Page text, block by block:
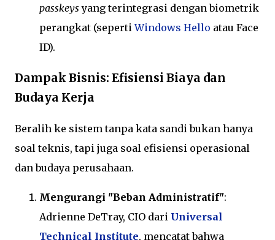
passkeys yang terintegrasi dengan biometrik
perangkat (sepertiWindows Hello atau Face
ID).
Dampak Bisnis: Efisiensi Biaya dan
Budaya Kerja
Beralih ke sistem tanpa kata sandi bukan hanya
soal teknis, tapi juga soal efisiensi operasional
dan budaya perusahaan.
Mengurangi "Beban Administratif":
Adrienne DeTray, CIO dari Universal
Technical Institute, mencatat bahwa